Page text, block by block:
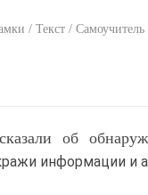
/ Текст /
об
информации и